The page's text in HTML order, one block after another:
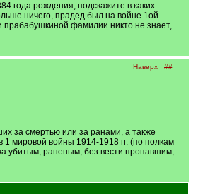
года рождения, подскажите в каких
ничего, прадед был на войне 1ой
прабабушкиной фамилии никто не знает,
Наверх ##
за смертью или за ранами, а также
мировой войны 1914-1918 гг. (по полкам
убитым, раненым, без вести пропавшим,